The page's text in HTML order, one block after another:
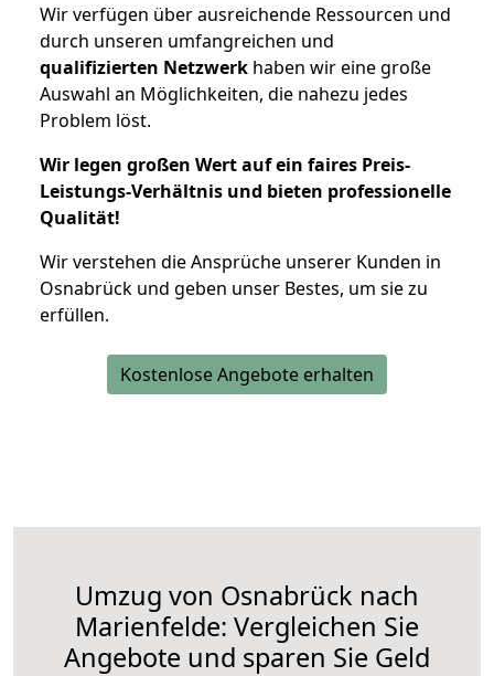
Wir verfügen über ausreichende Ressourcen und
durch unseren umfangreichen und
qualifizierten Netzwerk haben wir eine große
Auswahl an Möglichkeiten, die nahezu jedes
Problem löst.
Wir legen großen Wert auf ein faires Preis-
Leistungs-Verhältnis und bieten professionelle
Qualität!
Wir verstehen die Ansprüche unserer Kunden in
Osnabrück und geben unser Bestes, um sie zu
erfüllen.
Kostenlose Angebote erhalten
Umzug von Osnabrück nach
Marienfelde: Vergleichen Sie
Angebote und sparen Sie Geld